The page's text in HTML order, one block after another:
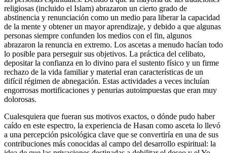
religiosas (incluido el Islam) abrazaron un cierto grado de
abstinencia y renunciación como un medio para liberar la capacidad
de la mente y obtener un mayor aprendizaje, y debido a que algunas
personas siempre confunden los medios con el fin, algunos
abrazaron la renuncia en extremo. Los ascetas a menudo hacían todo
lo posible para perseguir sus objetivos. La práctica del celibato,
depositar la confianza en lo divino para el sustento físico y un firme
rechazo de la vida familiar y material eran características de un
difícil régimen de abnegación. Estas actividades a veces incluían
engorrosas mortificaciones y penurias autoimpuestas que eran muy
dolorosas.
Cualesquiera que fueran sus motivos exactos, o dónde pudo haber
caído en este espectro, la experiencia de Hasan como asceta lo llevó
a una percepción psicológica clave que se convertiría en una de sus
contribuciones más conocidas al campo del desarrollo espiritual: la